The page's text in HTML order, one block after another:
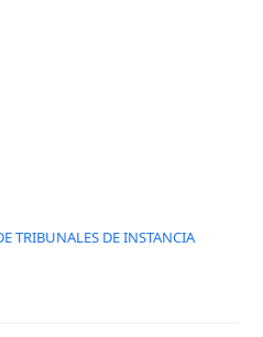
TRIBUNALES DE INSTANCIA